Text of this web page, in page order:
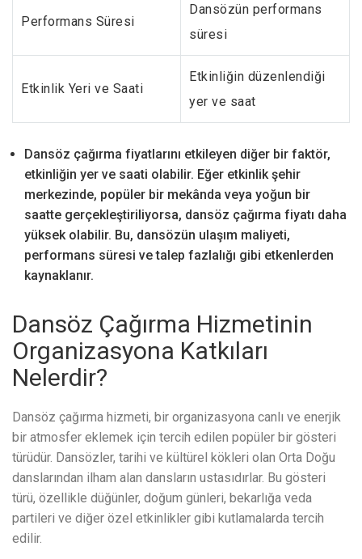
Performans Süresi
Dansözün performans
süresi
Etkinlik Yeri ve Saati
Etkinliğin düzenlendiği
yer ve saat
Dansöz çağırma fiyatlarını etkileyen diğer bir faktör,
etkinliğin yer ve saati olabilir. Eğer etkinlik şehir
merkezinde, popüler bir mekânda veya yoğun bir
saatte gerçekleştiriliyorsa, dansöz çağırma fiyatı daha
yüksek olabilir. Bu, dansözün ulaşım maliyeti,
performans süresi ve talep fazlalığı gibi etkenlerden
kaynaklanır.
Dansöz Çağırma Hizmetinin
Organizasyona Katkıları
Nelerdir?
Dansöz çağırma hizmeti, bir organizasyona canlı ve enerjik
bir atmosfer eklemek için tercih edilen popüler bir gösteri
türüdür. Dansözler, tarihi ve kültürel kökleri olan Orta Doğu
danslarından ilham alan dansların ustasıdırlar. Bu gösteri
türü, özellikle düğünler, doğum günleri, bekarlığa veda
partileri ve diğer özel etkinlikler gibi kutlamalarda tercih
edilir.